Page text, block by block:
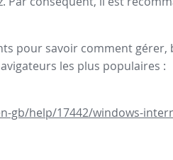
pour savoir comment gérer,
les plus populaires :
gb/help/17442/windows-